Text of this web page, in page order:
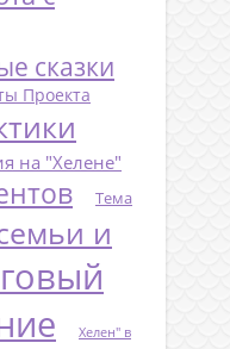
сказки
Проекта
на "Хелене"
Тема
и
Хелен" в